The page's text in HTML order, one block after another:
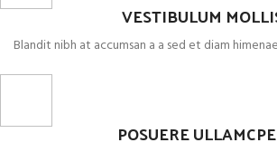
VESTIBULUM
Blandit nibh at accumsan a a sed et diam
POSUERE